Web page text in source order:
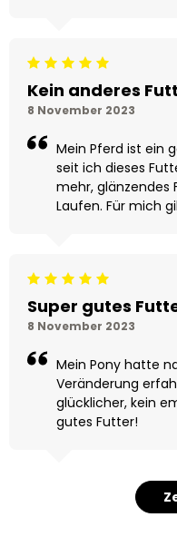
Beoordeling: 5/5
Kein anderes
8 November 2023
Mein Pferd ist ein
seit ich dieses
mehr, glänzendes
Laufen. Für mich
Beoordeling: 5/5
Super gutes
8 November 2023
Mein Pony hatte
Veränderung
glücklicher, kein
gutes Futter!